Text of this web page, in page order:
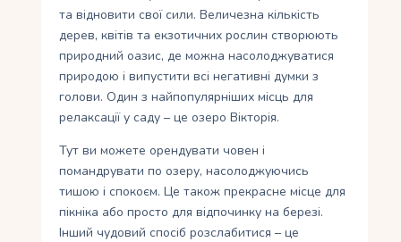
та відновити свої сили. Величезна кількість
дерев, квітів та екзотичних рослин створюють
природний оазис, де можна насолоджуватися
природою і випустити всі негативні думки з
голови. Один з найпопулярніших місць для
релаксації у саду – це озеро Вікторія.
Тут ви можете орендувати човен і
помандрувати по озеру, насолоджуючись
тишою і спокоєм. Це також прекрасне місце для
пікніка або просто для відпочинку на березі.
Інший чудовий спосіб розслабитися – це